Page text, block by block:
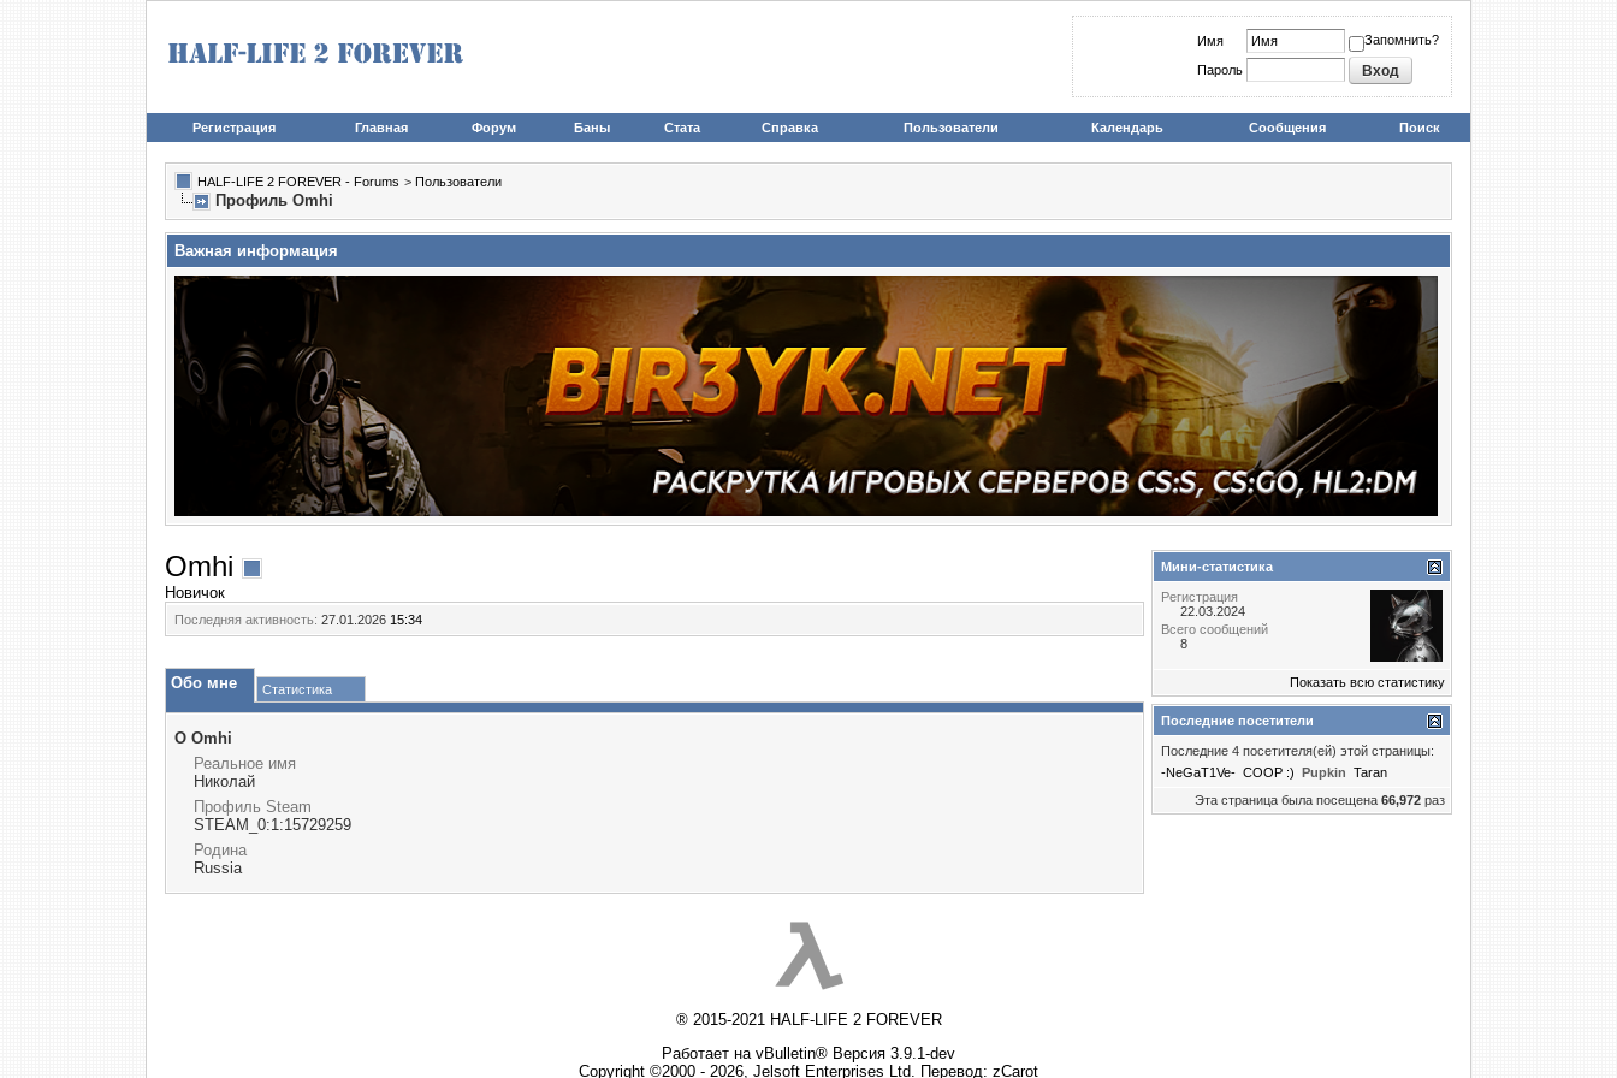
Имя Запомнить?
Пароль
Регистрация Главная Форум Баны Стата Справка Пользователи Календарь Сообщения Поиск
HALF-LIFE 2 FOREVER - Forums > Пользователи
Профиль Omhi
Важная информация
Omhi
Новичок
Последняя активность: 27.01.2026 15:34
Обо мне Статистика
О Omhi
Реальное имя
Николай
Профиль Steam
STEAM_0:1:15729259
Родина
Russia
Мини-статистика
Регистрация
22.03.2024
Всего сообщений
8
Показать всю статистику
Последние посетители
Последние 4 посетителя(ей) этой страницы:
-NeGaT1Ve- COOP :) Puрkin Taran
Эта страница была посещена 66,972 раз
® 2015-2021 HALF-LIFE 2 FOREVER
Работает на vBulletin® Версия 3.9.1-dev
Copyright ©2000 - 2026, Jelsoft Enterprises Ltd. Перевод: zCarot